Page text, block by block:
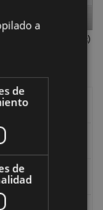
(7302584 bytes)
a
de
de